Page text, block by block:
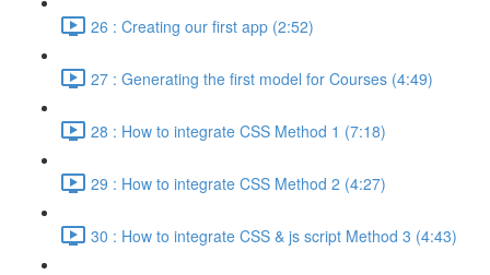
26 : Creating our first app (2:52)
27 : Generating the first model for Courses (4:49)
28 : How to integrate CSS Method 1 (7:18)
29 : How to integrate CSS Method 2 (4:27)
30 : How to integrate CSS & js script Method 3 (4:43)